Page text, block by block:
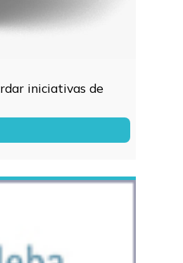
iniciativas de